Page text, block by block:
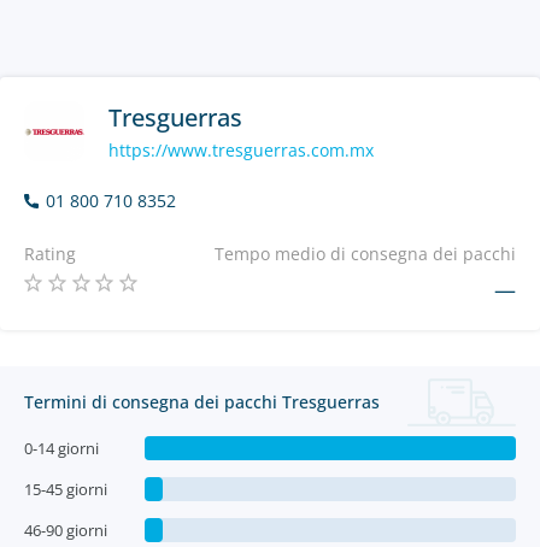
Tresguerras
https://www.tresguerras.com.mx
01 800 710 8352
Rating Tempo medio di consegna dei pacchi
—
Termini di consegna dei pacchi Tresguerras
0-14 giorni
15-45 giorni
46-90 giorni